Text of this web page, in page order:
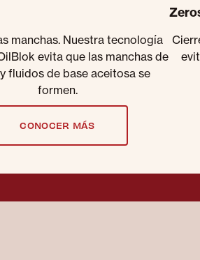
manchas. Nuestra tecnología
evita que las manchas de
fluidos de base aceitosa se
formen.
CONOCER MÁS